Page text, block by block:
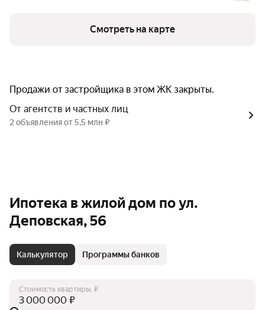
Смотреть на карте
Продажи от застройщика в этом ЖК закрыты.
От агентств и частных лиц
2 объявления от 5,5 млн ₽
Ипотека в жилой дом по ул.
Деповская, 56
Калькулятор Программы банков
Стоимость квартиры, ₽
₽